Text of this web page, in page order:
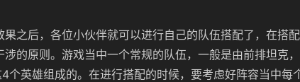
果之后，各位小伙伴就可以进行自己的队伍搭配了，在搭
涉的原则。游戏当中一个常规的队伍，一般是由前排坦克
个英雄组成的。在进行搭配的时候，要考虑好阵容当中每